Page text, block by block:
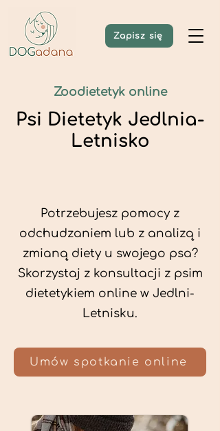
Zapisz się
Zoodietetyk online
Psi Dietetyk Jedlnia-
Letnisko
Potrzebujesz pomocy z
odchudzaniem lub z analizą i
zmianą diety u swojego psa?
Skorzystaj z konsultacji z psim
dietetykiem online w Jedlni-
Letnisku.
Umów spotkanie online